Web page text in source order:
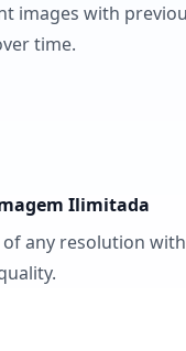
images with
time.
Ilimitada
of any resolution